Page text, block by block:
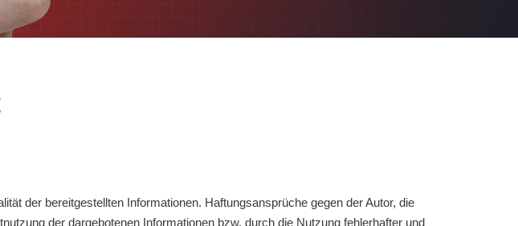
der bereitgestellten Informationen. Haftungsansprüche gegen der Autor, die
der dargebotenen Informationen bzw. durch die Nutzung fehlerhafter und